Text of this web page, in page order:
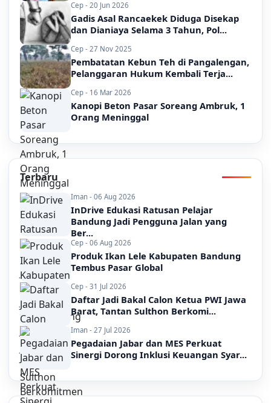
Cep - 20 Jun 2026
Gadis Asal Rancaekek Diduga Disekap
dan Dianiaya Selama 3 Tahun, Pol...
Cep - 27 Nov 2025
Pembatatan Kebun Teh di Pangalengan,
Pelanggaran Hukum Kembali Terja...
Cep - 16 Mar 2026
Kanopi Beton Pasar Soreang Ambruk, 1
Orang Meninggal
Terbaru
Iman - 06 Aug 2026
InDrive Edukasi Ratusan Pelajar
Bandung Jadi Pengguna Jalan yang
Ber...
Cep - 06 Aug 2026
Produk Ikan Lele Kabupaten Bandung
Tembus Pasar Global
Cep - 31 Jul 2026
Daftar Jadi Bakal Calon Ketua PWI Jawa
Barat, Tantan Sulthon Berkomi...
Iman - 27 Jul 2026
Pegadaian Jabar dan MES Perkuat
Sinergi Dorong Inklusi Keuangan Syar...